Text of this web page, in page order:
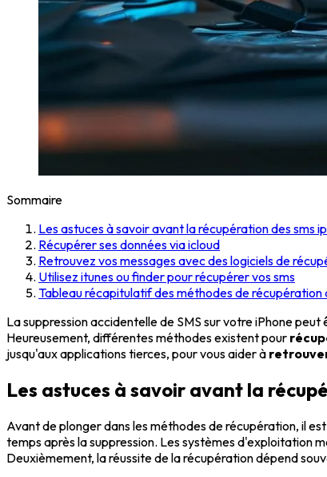
Sommaire
Les astuces à savoir avant la récupération des sms
Récupérer ses données via icloud
Retrouvez vos messages avec des logiciels de
Utilisez itunes ou finder pour récupérer vos sms
Tableau récapitulatif des méthodes de récupération
La suppression accidentelle de SMS sur votre iPhone
Heureusement, différentes méthodes existent pour
jusqu'aux applications tierces, pour vous aider à
Les astuces à savoir avant la
Avant de plonger dans les méthodes de récupération, il
temps après la suppression. Les systèmes d'exploitation
Deuxièmement, la réussite de la récupération dépend